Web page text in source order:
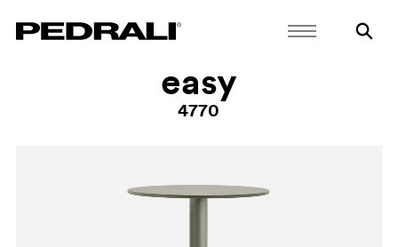
easy
4770